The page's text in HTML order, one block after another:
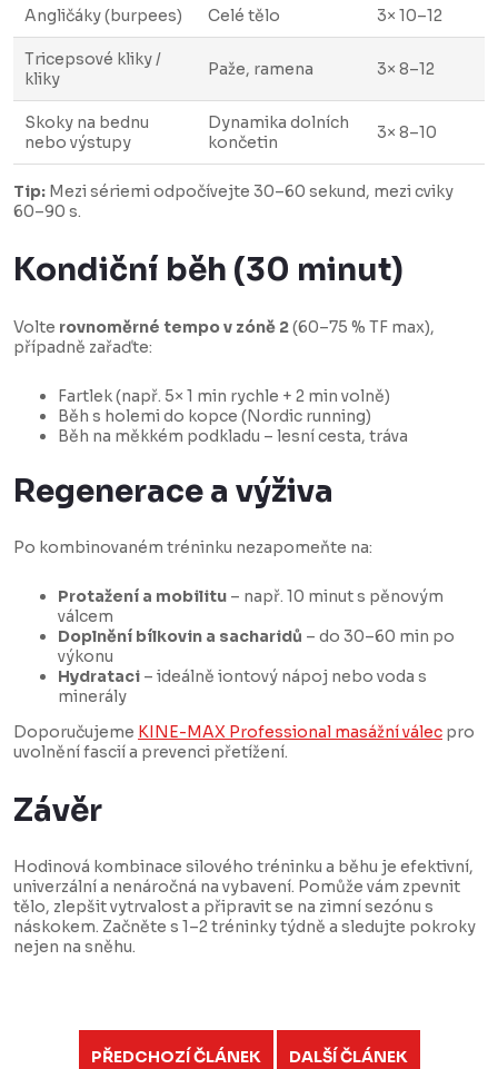
Angličáky (burpees) Celé tělo 3× 10–12
Tricepsové kliky /
kliky
Paže, ramena 3× 8–12
Skoky na bednu
nebo výstupy
Dynamika dolních
končetin
3× 8–10
Tip: Mezi sériemi odpočívejte 30–60 sekund, mezi cviky
60–90 s.
Kondiční běh (30 minut)
Volte rovnoměrné tempo v zóně 2(60–75 % TF max),
případně zařaďte:
Fartlek (např. 5× 1 min rychle + 2 min volně)
Běh s holemi do kopce (Nordic running)
Běh na měkkém podkladu – lesní cesta, tráva
Regenerace a výživa
Po kombinovaném tréninku nezapomeňte na:
Protažení a mobilitu – např. 10 minut s pěnovým
válcem
Doplnění bílkovin a sacharidů – do 30–60 min po
výkonu
Hydrataci – ideálně iontový nápoj nebo voda s
minerály
Doporučujeme KINE-MAX Professional masážní válec pro
uvolnění fascií a prevenci přetížení.
Závěr
Hodinová kombinace silového tréninku a běhu je efektivní,
univerzální a nenáročná na vybavení. Pomůže vám zpevnit
tělo, zlepšit vytrvalost a připravit se na zimní sezónu s
náskokem. Začněte s 1–2 tréninky týdně a sledujte pokroky
nejen na sněhu.
PŘEDCHOZÍ ČLÁNEK DALŠÍ ČLÁNEK